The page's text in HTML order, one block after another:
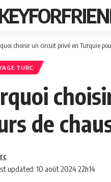
choisir un circuit privé en Turquie
TURC
de
updated: 10 août 2024 22h14